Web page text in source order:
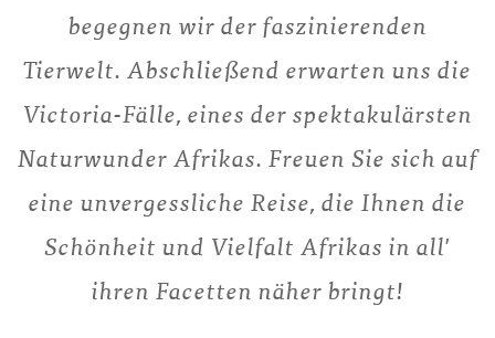
begegnen wir der faszinierenden
Tierwelt. Abschließend erwarten uns die
Victoria-Fälle, eines der spektakulärsten
Naturwunder Afrikas. Freuen Sie sich auf
eine unvergessliche Reise, die Ihnen die
Schönheit und Vielfalt Afrikas in all'
ihren Facetten näher bringt!